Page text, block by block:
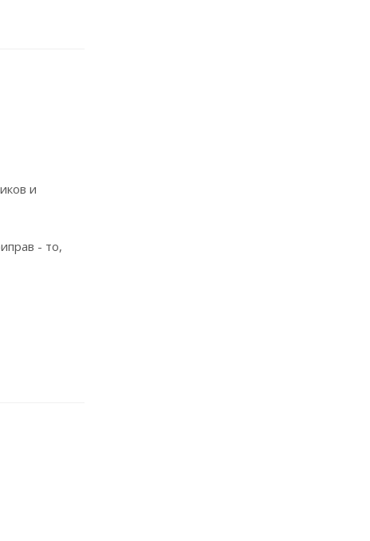
и
- то,